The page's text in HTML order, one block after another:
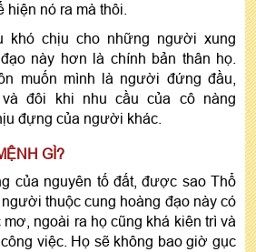
hiện nó ra mà thôi.
khó chịu cho những người xung
này hơn là chính bản thân họ.
muốn mình là người đứng đầu,
đôi khi nhu cầu của cô nàng
đựng của người khác.
GÌ?
của nguyên tố đất, được sao Thổ
thuộc cung hoàng đạo này có
ngoài ra họ cũng khá kiên trì và
việc. Họ sẽ không bao giờ gục